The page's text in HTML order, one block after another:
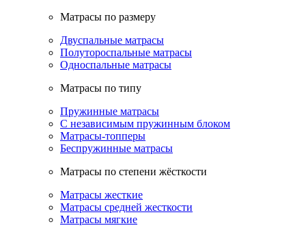
Матрасы по размеру
Двуспальные матрасы
Полутороспальные матрасы
Односпальные матрасы
Матрасы по типу
Пружинные матрасы
С независимым пружинным блоком
Матрасы-топперы
Беспружинные матрасы
Матрасы по степени жёсткости
Матрасы жесткие
Матрасы средней жесткости
Матрасы мягкие